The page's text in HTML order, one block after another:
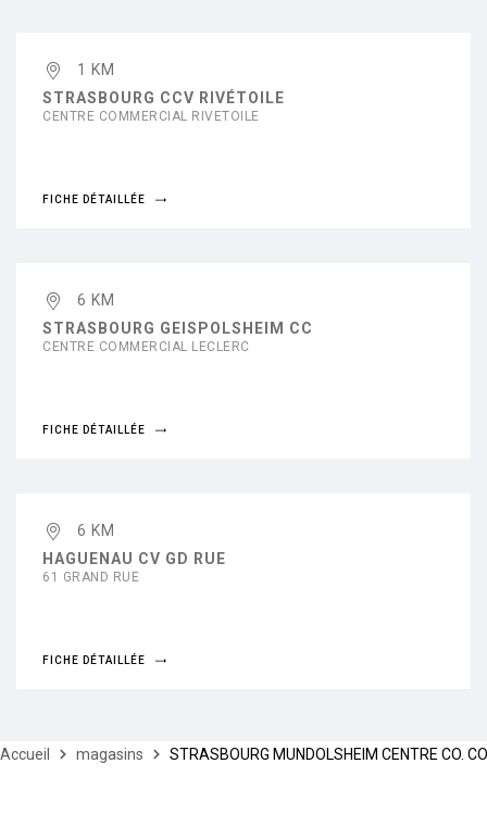
1 KM
STRASBOURG CCV RIVÉTOILE
CENTRE COMMERCIAL RIVETOILE
FICHE DÉTAILLÉE
6 KM
STRASBOURG GEISPOLSHEIM CC
CENTRE COMMERCIAL LECLERC
FICHE DÉTAILLÉE
6 KM
HAGUENAU CV GD RUE
61 GRAND RUE
FICHE DÉTAILLÉE
Accueil magasins STRASBOURG MUNDOLSHEIM CENTRE CO.